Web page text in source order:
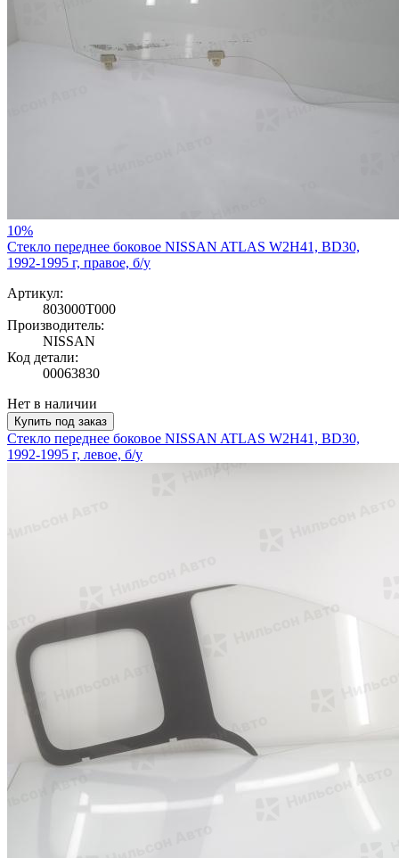
10%
Стекло переднее боковое NISSAN ATLAS W2H41, BD30,
1992-1995 г, правое, б/у
Артикул:
803000T000
Производитель:
NISSAN
Код детали:
00063830
Нет в наличии
Купить под заказ
Стекло переднее боковое NISSAN ATLAS W2H41, BD30,
1992-1995 г, левое, б/у